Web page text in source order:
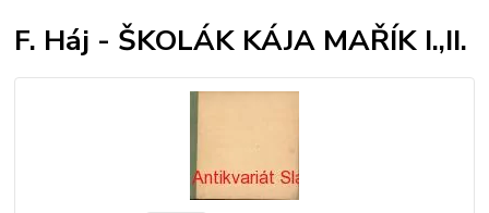
F. Háj - ŠKOLÁK KÁJA MAŘÍK I.,II.